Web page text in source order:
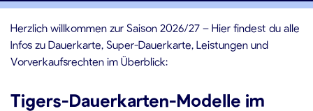
Herzlich willkommen zur Saison 2026/27 – Hier findest du alle
Infos zu Dauerkarte, Super-Dauerkarte, Leistungen und
Vorverkaufsrechten im Überblick:
Tigers-Dauerkarten-Modelle im